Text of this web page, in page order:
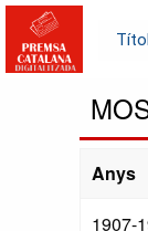
Anys
1907-